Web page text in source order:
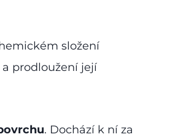
složení
prodloužení její
. Dochází k ní za